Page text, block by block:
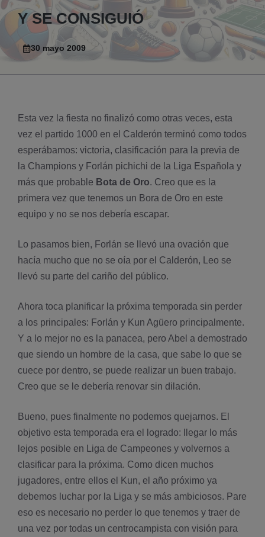
Y SE CONSIGUIÓ
30 mayo 2009
Esta vez la fiesta no finalizó como otras veces, esta
vez el partido 1000 en el Calderón terminó como todos
esperábamos: victoria, clasificación para la previa de
la Champions y Forlán pichichi de la Liga Española y
más que probable Bota de Oro. Creo que es la
primera vez que tenemos un Bora de Oro en este
equipo y no se nos deberí­a escapar.
Lo pasamos bien, Forlán se llevó una ovación que
hací­a mucho que no se oí­a por el Calderón, Leo se
llevó su parte del cariño del público.
Ahora toca planificar la próxima temporada sin perder
a los principales: Forlán y Kun Agüero principalmente.
Y a lo mejor no es la panacea, pero Abel a demostrado
que siendo un hombre de la casa, que sabe lo que se
cuece por dentro, se puede realizar un buen trabajo.
Creo que se le deberí­a renovar sin dilación.
Bueno, pues finalmente no podemos quejarnos. El
objetivo esta temporada era el logrado: llegar lo más
lejos posible en Liga de Campeones y volvernos a
clasificar para la próxima. Como dicen muchos
jugadores, entre ellos el Kun, el año próximo ya
debemos luchar por la Liga y se más ambiciosos. Pare
eso es necesario no perder lo que tenemos y traer de
una vez por todas un centrocampista con visión para